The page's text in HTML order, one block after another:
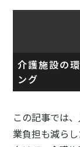
介護施設の
ング
この記事では
業負担も減ら